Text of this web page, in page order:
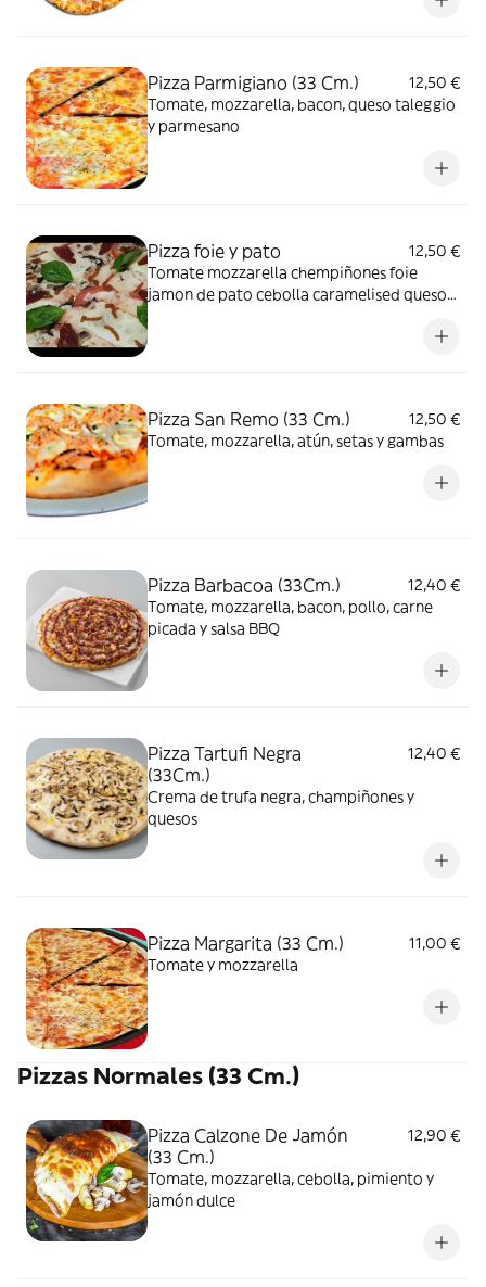
Pizza Parmigiano (33 Cm.)
12,50 €
Tomate, mozzarella, bacon, queso taleggio
y parmesano
Pizza foie y pato
12,50 €
Tomate mozzarella chempiñones foie
jamon de pato cebolla caramelised queso
Pizza San Remo (33 Cm.)
12,50 €
Tomate, mozzarella, atún, setas y gambas
Pizza Barbacoa (33Cm.)
12,40 €
Tomate, mozzarella, bacon, pollo, carne
picada y salsa BBQ
Pizza Tartufi Negra
(33Cm.)
12,40 €
Crema de trufa negra, champiñones y
quesos
Pizza Margarita (33 Cm.)
11,00 €
Tomate y mozzarella
Pizzas Normales (33 Cm.)
Pizza Calzone De Jamón
(33 Cm.)
12,90 €
Tomate, mozzarella, cebolla, pimiento y
jamón dulce